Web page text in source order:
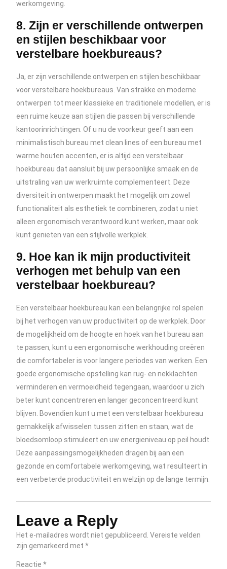
werkomgeving.
8. Zijn er verschillende ontwerpen
en stijlen beschikbaar voor
verstelbare hoekbureaus?
Ja, er zijn verschillende ontwerpen en stijlen beschikbaar
voor verstelbare hoekbureaus. Van strakke en moderne
ontwerpen tot meer klassieke en traditionele modellen, er is
een ruime keuze aan stijlen die passen bij verschillende
kantoorinrichtingen. Of u nu de voorkeur geeft aan een
minimalistisch bureau met clean lines of een bureau met
warme houten accenten, er is altijd een verstelbaar
hoekbureau dat aansluit bij uw persoonlijke smaak en de
uitstraling van uw werkruimte complementeert. Deze
diversiteit in ontwerpen maakt het mogelijk om zowel
functionaliteit als esthetiek te combineren, zodat u niet
alleen ergonomisch verantwoord kunt werken, maar ook
kunt genieten van een stijlvolle werkplek.
9. Hoe kan ik mijn productiviteit
verhogen met behulp van een
verstelbaar hoekbureau?
Een verstelbaar hoekbureau kan een belangrijke rol spelen
bij het verhogen van uw productiviteit op de werkplek. Door
de mogelijkheid om de hoogte en hoek van het bureau aan
te passen, kunt u een ergonomische werkhouding creëren
die comfortabeler is voor langere periodes van werken. Een
goede ergonomische opstelling kan rug- en nekklachten
verminderen en vermoeidheid tegengaan, waardoor u zich
beter kunt concentreren en langer geconcentreerd kunt
blijven. Bovendien kunt u met een verstelbaar hoekbureau
gemakkelijk afwisselen tussen zitten en staan, wat de
bloedsomloop stimuleert en uw energieniveau op peil houdt.
Deze aanpassingsmogelijkheden dragen bij aan een
gezonde en comfortabele werkomgeving, wat resulteert in
een verbeterde productiviteit en welzijn op de lange termijn.
Leave a Reply
Het e-mailadres wordt niet gepubliceerd. Vereiste velden
zijn gemarkeerd met *
Reactie *